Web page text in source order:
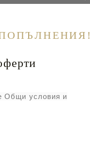
42-043 BLACK
CAPRICE
Общи условия и